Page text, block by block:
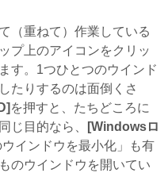
（重ねて）作業している
プ上のアイコンをクリッ
す。1つひとつのウインド
たりするのは面倒くさ
を押すと、たちどころに
じ目的なら、
[Windowsロ
インドウを最小化」も有
のウインドウを開いてい